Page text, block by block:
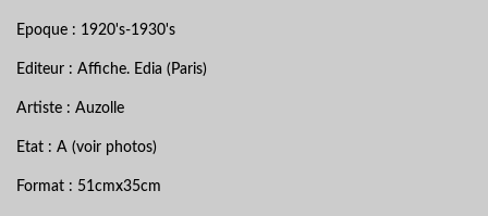
Epoque : 1920's-1930's
Editeur : Affiche. Edia (Paris)
Artiste : Auzolle
Etat : A (voir photos)
Format : 51cmx35cm